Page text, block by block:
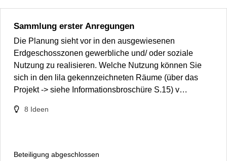
Sammlung erster Anregungen
Die Planung sieht vor in den ausgewiesenen
Erdgeschosszonen gewerbliche und/ oder soziale
Nutzung zu realisieren. Welche Nutzung können Sie
sich in den lila gekennzeichneten Räume (über das
Projekt -> siehe Informationsbroschüre S.15) v…
8 Ideen
Beteiligung abgeschlossen